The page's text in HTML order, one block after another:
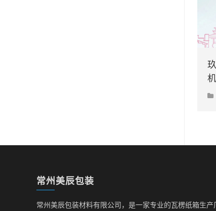
常州美辰包装
常州美辰包装材料有限公司，是一家专业的瓦楞纸箱生产